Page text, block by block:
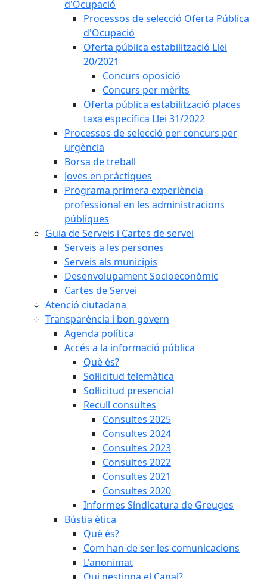
d'Ocupació
Processos de selecció Oferta Pública
d'Ocupació
Oferta pública estabilització Llei
20/2021
Concurs oposició
Concurs per mèrits
Oferta pública estabilització places
taxa específica Llei 31/2022
Processos de selecció per concurs per
urgència
Borsa de treball
Joves en pràctiques
Programa primera experiència
professional en les administracions
públiques
Guia de Serveis i Cartes de servei
Serveis a les persones
Serveis als municipis
Desenvolupament Socioeconòmic
Cartes de Servei
Atenció ciutadana
Transparència i bon govern
Agenda política
Accés a la informació pública
Què és?
Sol·licitud telemàtica
Sol·licitud presencial
Recull consultes
Consultes 2025
Consultes 2024
Consultes 2023
Consultes 2022
Consultes 2021
Consultes 2020
Informes Síndicatura de Greuges
Bústia ètica
Què és?
Com han de ser les comunicacions
L'anonimat